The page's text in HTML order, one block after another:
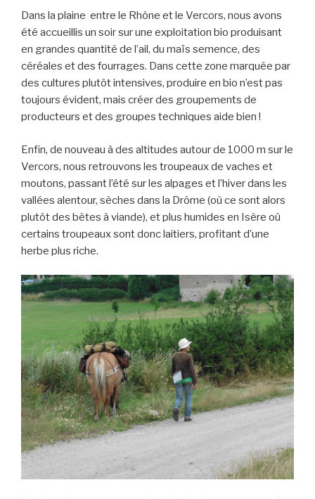
Dans la plaine entre le Rhône et le Vercors, nous avons
été accueillis un soir sur une exploitation bio produisant
en grandes quantité de l’ail, du maïs semence, des
céréales et des fourrages. Dans cette zone marquée par
des cultures plutôt intensives, produire en bio n’est pas
toujours évident, mais créer des groupements de
producteurs et des groupes techniques aide bien !
Enfin, de nouveau à des altitudes autour de 1000 m sur le
Vercors, nous retrouvons les troupeaux de vaches et
moutons, passant l’été sur les alpages et l’hiver dans les
vallées alentour, sèches dans la Drôme (où ce sont alors
plutôt des bêtes à viande), et plus humides en Isère où
certains troupeaux sont donc laitiers, profitant d’une
herbe plus riche.